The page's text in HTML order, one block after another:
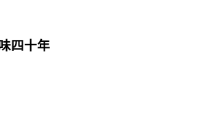
四十年